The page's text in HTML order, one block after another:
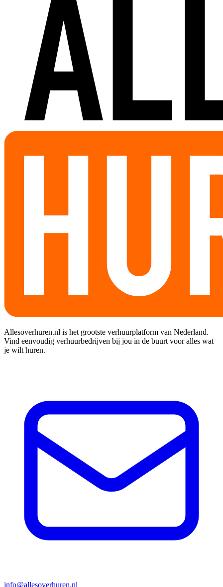
Allesoverhuren.nl is het grootste verhuurplatform van Nederland.
Vind eenvoudig verhuurbedrijven bij jou in de buurt voor alles wat
je wilt huren.
info@allesoverhuren.nl